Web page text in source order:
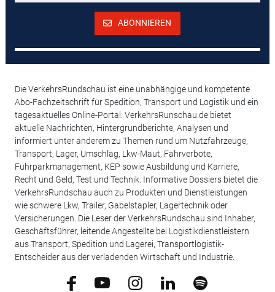
ABONNIEREN
Die VerkehrsRundschau ist eine unabhängige und kompetente
Abo-Fachzeitschrift für Spedition, Transport und Logistik und ein
tagesaktuelles Online-Portal. VerkehrsRunschau.de bietet
aktuelle Nachrichten, Hintergrundberichte, Analysen und
informiert unter anderem zu Themen rund um Nutzfahrzeuge,
Transport, Lager, Umschlag, Lkw-Maut, Fahrverbote,
Fuhrparkmanagement, KEP sowie Ausbildung und Karriere,
Recht und Geld, Test und Technik. Informative Dossiers bietet die
VerkehrsRundschau auch zu Produkten und Dienstleistungen
wie schwere Lkw, Trailer, Gabelstapler, Lagertechnik oder
Versicherungen. Die Leser der VerkehrsRundschau sind Inhaber,
Geschäftsführer, leitende Angestellte bei Logistikdienstleistern
aus Transport, Spedition und Lagerei, Transportlogistik-
Entscheider aus der verladenden Wirtschaft und Industrie.